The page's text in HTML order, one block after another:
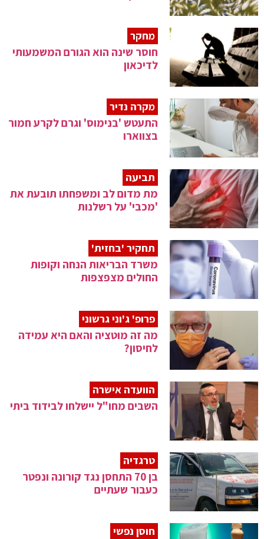
מחקר
חוסר שינה הוא הגורם המשמעותי
לדיכאון
מקרה נדיר
התעטש 'בנימוס' וגרם לקרע חמור
בצווארו
תביעה
מת מדום לב ומשפחתו תובעת את
'מכבי' על רשלנות
תחקיר 'בחזית'
משרד הבריאות הנחה וקופות
החולים מצפצפות
פרופ' ג'וני גרשוני
מה זה מוטציה והאם היא עמידה
לחיסון?
הוועדה אישרה
השבים מחו"ל יישלחו לבידוד ביתי
טרגדיה
בן 70 התחסן נגד קורונה ונפטר
כעבור שעתיים
חוסן נפשי